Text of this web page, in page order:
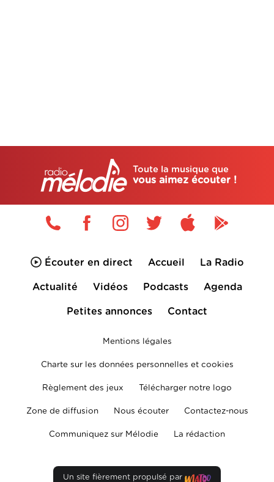
Toute la musique que
vous aimez écouter !
Écouter en direct Accueil La Radio
Actualité Vidéos Podcasts Agenda
Petites annonces Contact
Mentions légales
Charte sur les données personnelles et cookies
Règlement des jeux Télécharger notre logo
Zone de diffusion Nous écouter Contactez-nous
Communiquez sur Mélodie La rédaction
Un site fièrement propulsé par